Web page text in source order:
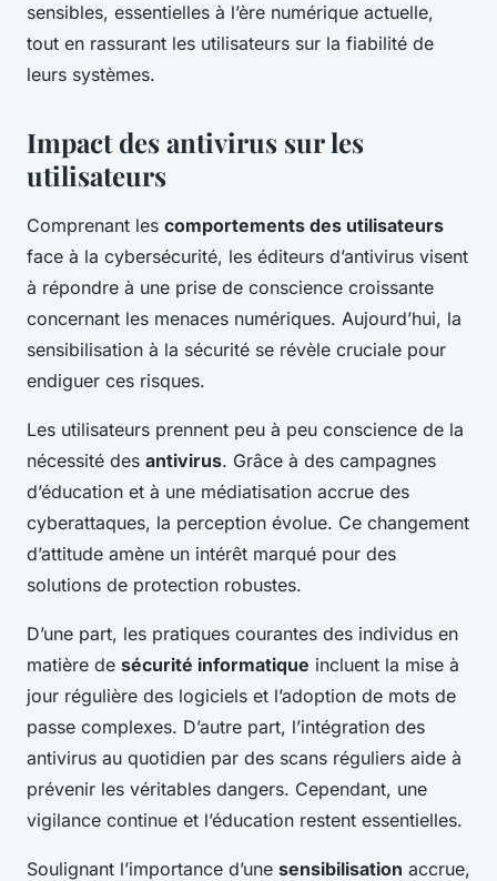
sensibles, essentielles à l’ère numérique actuelle,
tout en rassurant les utilisateurs sur la fiabilité de
leurs systèmes.
Impact des antivirus sur les
utilisateurs
Comprenant les comportements des utilisateurs
face à la cybersécurité, les éditeurs d’antivirus visent
à répondre à une prise de conscience croissante
concernant les menaces numériques. Aujourd’hui, la
sensibilisation à la sécurité se révèle cruciale pour
endiguer ces risques.
Les utilisateurs prennent peu à peu conscience de la
nécessité des antivirus. Grâce à des campagnes
d’éducation et à une médiatisation accrue des
cyberattaques, la perception évolue. Ce changement
d’attitude amène un intérêt marqué pour des
solutions de protection robustes.
D’une part, les pratiques courantes des individus en
matière de sécurité informatique incluent la mise à
jour régulière des logiciels et l’adoption de mots de
passe complexes. D’autre part, l’intégration des
antivirus au quotidien par des scans réguliers aide à
prévenir les véritables dangers. Cependant, une
vigilance continue et l’éducation restent essentielles.
Soulignant l’importance d’une sensibilisation accrue,